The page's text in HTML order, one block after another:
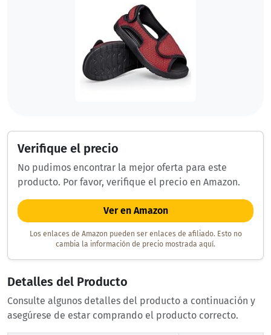
Verifique el precio
No pudimos encontrar la mejor oferta para este
producto. Por favor, verifique el precio en Amazon.
Ver en Amazon
Los enlaces de Amazon pueden ser enlaces de afiliado. Esto no
cambia la información de precio mostrada aquí.
Detalles del Producto
Consulte algunos detalles del producto a continuación y
asegúrese de estar comprando el producto correcto.